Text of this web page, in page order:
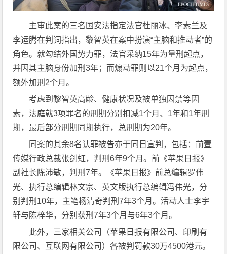
主审此案的三名国安法指定法官杜丽冰、李素兰及
李运腾在判词指出，黎智英在案中扮演“主脑和推动者”的
角色。就勾结外国势力罪，法官采纳15年为量刑起点，
并因其主脑身份加刑3年；而煽动罪则以21个月为起点，
额外加刑2个月。
考虑到黎智英高龄、健康状况及被单独囚禁等因
素，法庭就3项罪名的刑期分别扣减1个月、1年和1年刑
期，最后部分刑期同期执行，总刑期为20年。
同案的其余8名认罪被告亦于同日宣判，包括：前壹
传媒行政总裁张剑虹，判刑6年9个月。前《苹果日报》
副社长陈沛敏，判刑7年。《苹果日报》前总编辑罗伟
光、执行总编辑林文宗、英文版执行总编辑冯伟光，分
别判刑10年，主笔杨清奇判刑7年3个月。活动人士李宇
轩与陈梓华，分别获刑7年3个月与6年3个月。
此外，三家相关公司（苹果日报有限公司、印刷有
限公司、互联网有限公司）各被判罚款30万4500港元。